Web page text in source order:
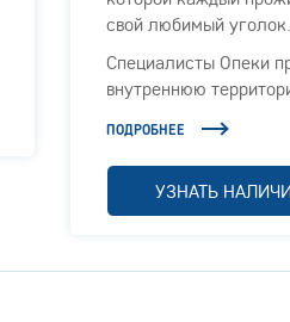
свой любимый уголок.
Специалисты Опеки
внутреннюю
гостиных и холлах
комфорт и
Доброжелательное
ПОДРОБНЕЕ
УЗНАТЬ